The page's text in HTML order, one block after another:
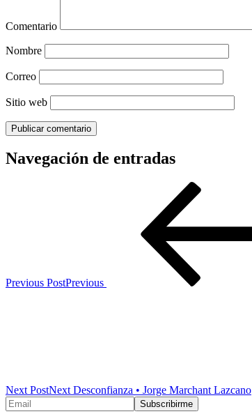
Comentario
Nombre
Correo
Sitio web
Navegación de entradas
Previous PostPrevious
Next PostNext Desconfianza • Jorge Marchant Lazcano